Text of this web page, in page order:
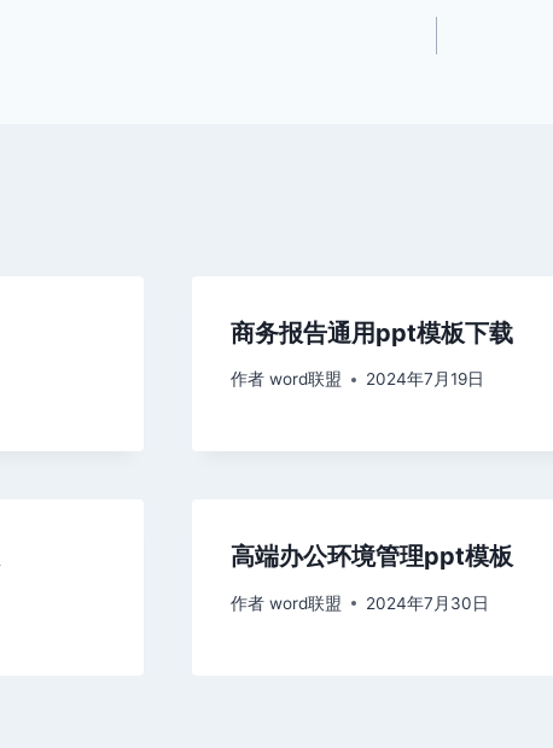
商务报告通用ppt模板下载
作者 word联盟 2024年7月19日
高端办公环境管理ppt模板
作者 word联盟 2024年7月30日